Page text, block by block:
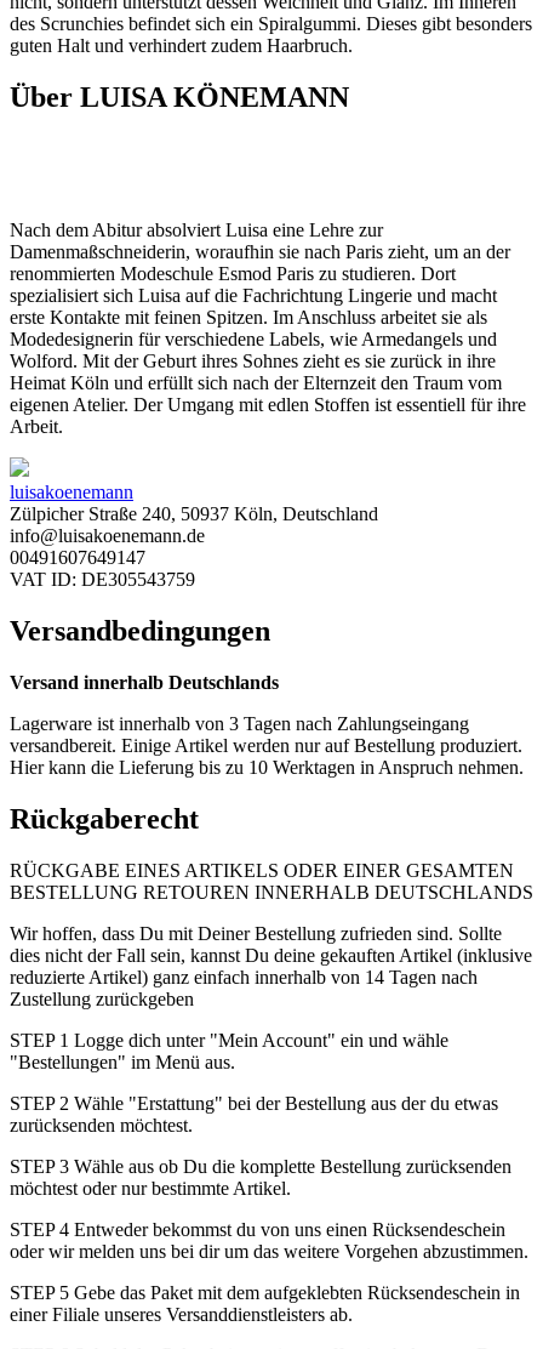
des Scrunchies befindet sich ein Spiralgummi. Dieses gibt besonders
guten Halt und verhindert zudem Haarbruch.
Über LUISA KÖNEMANN
Nach dem Abitur absolviert Luisa eine Lehre zur
Damenmaßschneiderin, woraufhin sie nach Paris zieht, um an der
renommierten Modeschule Esmod Paris zu studieren. Dort
spezialisiert sich Luisa auf die Fachrichtung Lingerie und macht
erste Kontakte mit feinen Spitzen. Im Anschluss arbeitet sie als
Modedesignerin für verschiedene Labels, wie Armedangels und
Wolford. Mit der Geburt ihres Sohnes zieht es sie zurück in ihre
Heimat Köln und erfüllt sich nach der Elternzeit den Traum vom
eigenen Atelier. Der Umgang mit edlen Stoffen ist essentiell für ihre
Arbeit.
luisakoenemann
Zülpicher Straße 240, 50937 Köln, Deutschland
info@luisakoenemann.de
00491607649147
VAT ID: DE305543759
Versandbedingungen
Versand innerhalb Deutschlands
Lagerware ist innerhalb von 3 Tagen nach Zahlungseingang
versandbereit. Einige Artikel werden nur auf Bestellung produziert.
Hier kann die Lieferung bis zu 10 Werktagen in Anspruch nehmen.
Rückgaberecht
RÜCKGABE EINES ARTIKELS ODER EINER GESAMTEN
BESTELLUNG RETOUREN INNERHALB DEUTSCHLANDS
Wir hoffen, dass Du mit Deiner Bestellung zufrieden sind. Sollte
dies nicht der Fall sein, kannst Du deine gekauften Artikel (inklusive
reduzierte Artikel) ganz einfach innerhalb von 14 Tagen nach
Zustellung zurückgeben
STEP 1 Logge dich unter "Mein Account" ein und wähle
"Bestellungen" im Menü aus.
STEP 2 Wähle "Erstattung" bei der Bestellung aus der du etwas
zurücksenden möchtest.
STEP 3 Wähle aus ob Du die komplette Bestellung zurücksenden
möchtest oder nur bestimmte Artikel.
STEP 4 Entweder bekommst du von uns einen Rücksendeschein
oder wir melden uns bei dir um das weitere Vorgehen abzustimmen.
STEP 5 Gebe das Paket mit dem aufgeklebten Rücksendeschein in
einer Filiale unseres Versanddienstleisters ab.